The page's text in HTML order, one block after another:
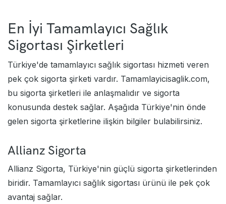
En İyi Tamamlayıcı Sağlık
Sigortası Şirketleri
Türkiye'de tamamlayıcı sağlık sigortası hizmeti veren
pek çok sigorta şirketi vardır. Tamamlayicisaglik.com,
bu sigorta şirketleri ile anlaşmalıdır ve sigorta
konusunda destek sağlar. Aşağıda Türkiye'nin önde
gelen sigorta şirketlerine ilişkin bilgiler bulabilirsiniz.
Allianz Sigorta
Allianz Sigorta, Türkiye'nin güçlü sigorta şirketlerinden
biridir. Tamamlayıcı sağlık sigortası ürünü ile pek çok
avantaj sağlar.